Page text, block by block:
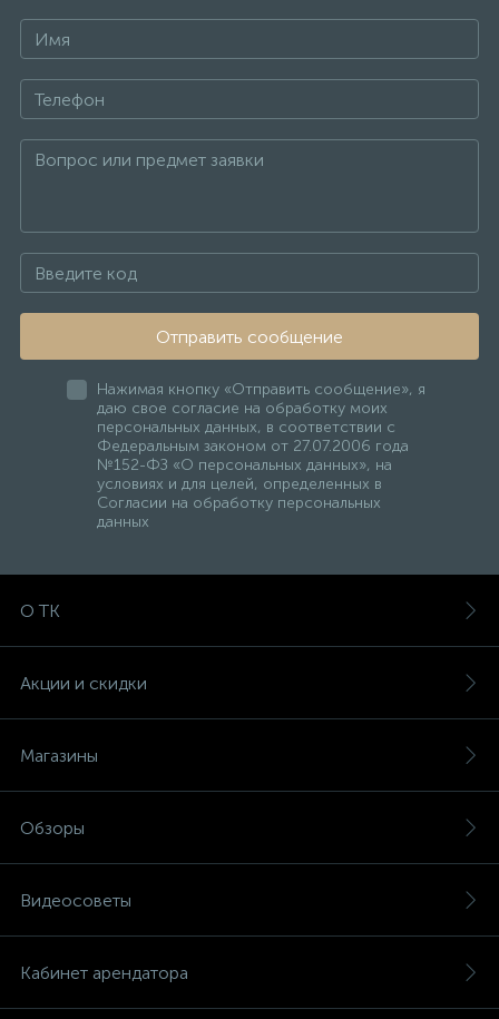
Отправить сообщение
Нажимая кнопку «Отправить сообщение», я
даю свое согласие на обработку моих
персональных данных, в соответствии с
Федеральным законом от 27.07.2006 года
№152-ФЗ «О персональных данных», на
условиях и для целей, определенных в
Согласии на обработку персональных
данных
О ТК
Акции и скидки
Магазины
Обзоры
Видеосоветы
Кабинет арендатора